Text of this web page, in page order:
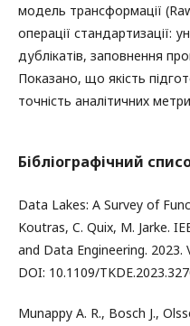
модель трансформації
операції стандартизації:
дублікатів, заповнення
Показано, що якість
точність аналітичних
Бібліографічний
Data Lakes: A Survey of
Koutras, C. Quix, M. Jarke.
and Data Engineering. 2023.
DOI: 10.1109/
Munappy A. R., Bosch J.,